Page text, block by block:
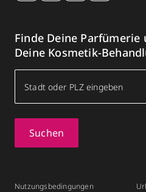
Finde Deine
Deine Kosmetik-
Suchen
Nutzungsbedingungen